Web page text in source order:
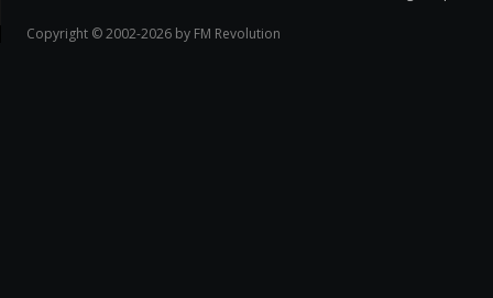
Copyright © 2002-2026 by FM Revolution